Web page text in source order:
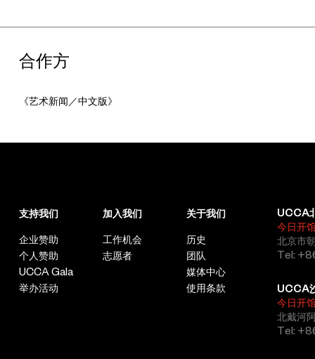
合作方
《艺术新闻／中文版》
支持我们
企业赞助
个人赞助
UCCA Gala
举办活动
加入我们
工作机会
志愿者
关于我们
历史
团队
媒体中心
使用条款
UCCA
今日开
北京市
Tel:
UCCA
今日开
北戴河
Tel: